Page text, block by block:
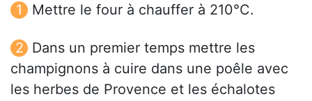
Mettre le four à chauffer à 210°C.
Dans un premier temps mettre les
champignons à cuire dans une poêle avec
les herbes de Provence et les échalotes